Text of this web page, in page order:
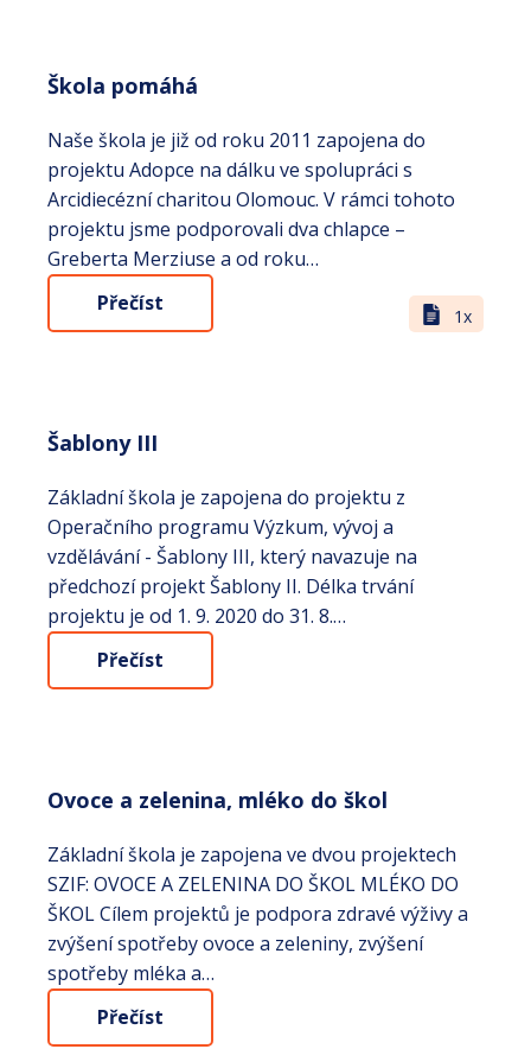
Škola pomáhá
Naše škola je již od roku 2011 zapojena do
projektu Adopce na dálku ve spolupráci s
Arcidiecézní charitou Olomouc. V rámci tohoto
projektu jsme podporovali dva chlapce –
Greberta Merziuse a od roku…
Přečíst
1x
Šablony III
Základní škola je zapojena do projektu z
Operačního programu Výzkum, vývoj a
vzdělávání - Šablony III, který navazuje na
předchozí projekt Šablony II. Délka trvání
projektu je od 1. 9. 2020 do 31. 8.…
Přečíst
Ovoce a zelenina, mléko do škol
Základní škola je zapojena ve dvou projektech
SZIF: OVOCE A ZELENINA DO ŠKOL MLÉKO DO
ŠKOL Cílem projektů je podpora zdravé výživy a
zvýšení spotřeby ovoce a zeleniny, zvýšení
spotřeby mléka a…
Přečíst